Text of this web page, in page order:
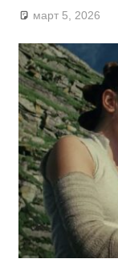
март 5, 2026